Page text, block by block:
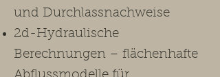
und Durchlassnachweise
2d-Hydraulische
Berechnungen – flächenhafte